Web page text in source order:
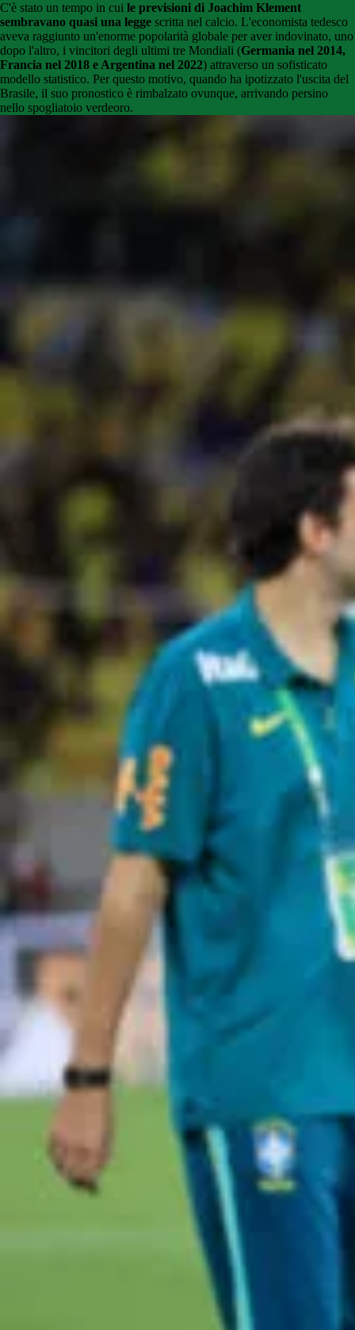
C'è stato un tempo in cui le previsioni di Joachim Klement
sembravano quasi una legge scritta nel calcio. L'economista tedesco
aveva raggiunto un'enorme popolarità globale per aver indovinato, uno
dopo l'altro, i vincitori degli ultimi tre Mondiali (Germania nel 2014,
Francia nel 2018 e Argentina nel 2022) attraverso un sofisticato
modello statistico. Per questo motivo, quando ha ipotizzato l'uscita del
Brasile, il suo pronostico è rimbalzato ovunque, arrivando persino
nello spogliatoio verdeoro.